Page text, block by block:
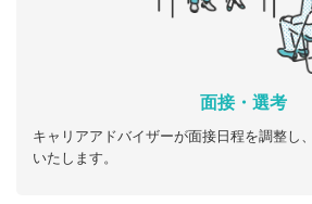
面接・選考
キャリアアドバイザーが面接日程を調整し
いたします。